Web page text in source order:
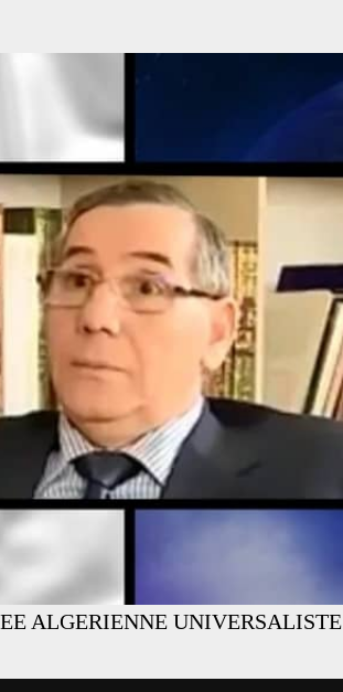
ALGERIENNE UNIVERSALISTE